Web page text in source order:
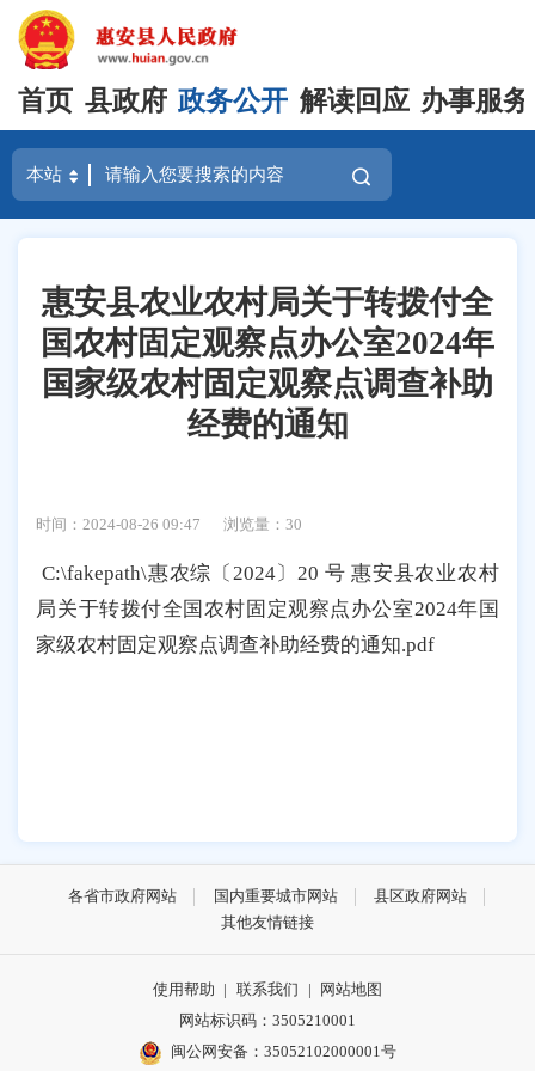
首页 县政府 政务公开 解读回应 办事服务
惠安县农业农村局关于转拨付全
国农村固定观察点办公室2024年
国家级农村固定观察点调查补助
经费的通知
时间：2024-08-26 09:47 浏览量：30
C:\fakepath\惠农综〔2024〕20 号 惠安县农业农村
局关于转拨付全国农村固定观察点办公室2024年国
家级农村固定观察点调查补助经费的通知.pdf
各省市政府网站 国内重要城市网站
县区政府网站
其他友情链接
使用帮助 | 联系我们 | 网站地图
网站标识码：3505210001
闽公网安备：35052102000001号